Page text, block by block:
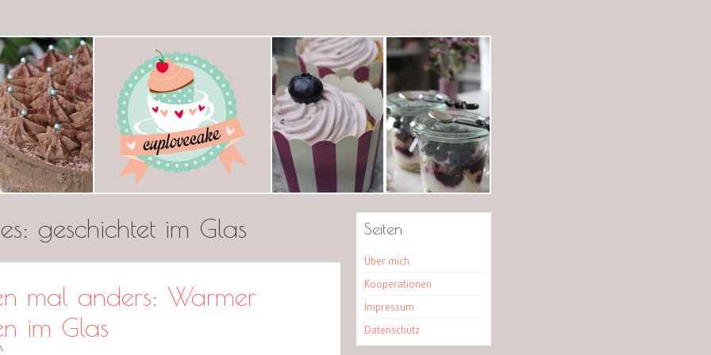
geschichtet im Glas
mal anders: Warmer
im Glas
Seiten
Über mich
Kooperationen
Impressum
Datenschutz